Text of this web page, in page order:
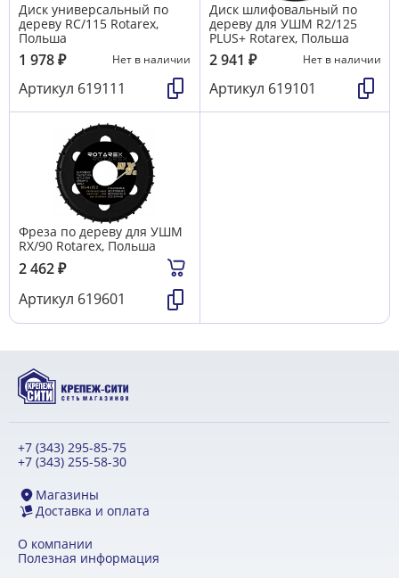
Диск универсальный по
дереву RC/115 Rotarex,
Польша
1 978₽ Нет в наличии
Артикул 619111
Диск шлифовальный по
дереву для УШМ R2/125
PLUS+ Rotarex, Польша
2 941 ₽ Нет в наличии
Артикул 619101
Фреза по дереву для УШМ
RХ/90 Rotarex, Польша
2 462₽
Артикул 619601
+7 (343) 295-85-75
+7 (343) 255-58-30
Магазины
Доставка и оплата
О компании
Полезная информация